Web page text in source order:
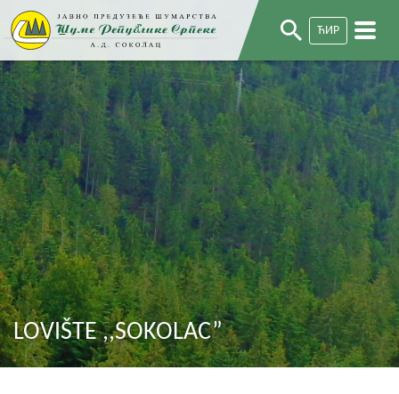
ЋИР
LOVIŠTE ,,SOKOLAC”